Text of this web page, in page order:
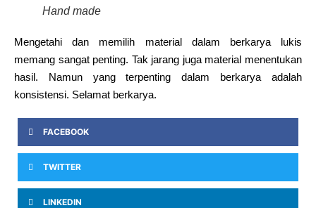
Hand made
Mengetahi dan memilih material dalam berkarya lukis
memang sangat penting. Tak jarang juga material menentukan
hasil. Namun yang terpenting dalam berkarya adalah
konsistensi. Selamat berkarya.
FACEBOOK
TWITTER
LINKEDIN